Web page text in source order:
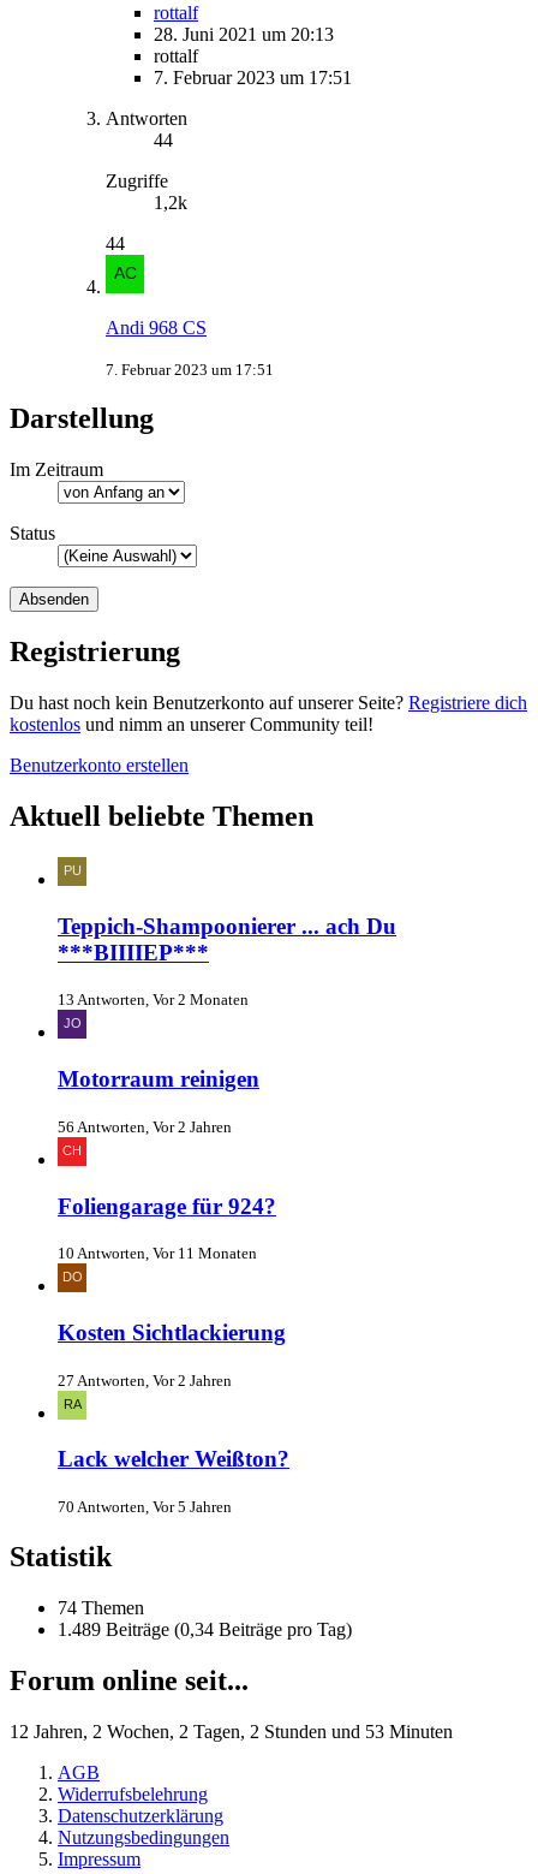
rottalf
28. Juni 2021 um 20:13
rottalf
7. Februar 2023 um 17:51
Antworten
44
Zugriffe
1,2k
44
Andi 968 CS
7. Februar 2023 um 17:51
Darstellung
Im Zeitraum
Status
Registrierung
Du hast noch kein Benutzerkonto auf unserer Seite? Registriere dich
kostenlos und nimm an unserer Community teil!
Benutzerkonto erstellen
Aktuell beliebte Themen
Teppich-Shampoonierer ... ach Du
***BIIIIEP***
13 Antworten, Vor 2 Monaten
Motorraum reinigen
56 Antworten, Vor 2 Jahren
Foliengarage für 924?
10 Antworten, Vor 11 Monaten
Kosten Sichtlackierung
27 Antworten, Vor 2 Jahren
Lack welcher Weißton?
70 Antworten, Vor 5 Jahren
Statistik
74 Themen
1.489 Beiträge (0,34 Beiträge pro Tag)
Forum online seit...
12 Jahren, 2 Wochen, 2 Tagen, 2 Stunden und 53 Minuten
AGB
Widerrufsbelehrung
Datenschutzerklärung
Nutzungsbedingungen
Impressum